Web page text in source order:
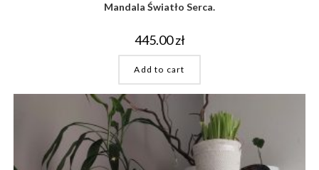
Mandala Światło Serca.
445.00zł
Add to cart